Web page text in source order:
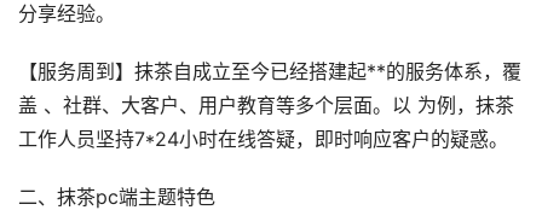
分享经验。
【服务周到】抹茶自成立至今已经搭建起**的服务体系，覆
盖 、社群、大客户、用户教育等多个层面。以 为例，抹茶
工作人员坚持7*24小时在线答疑，即时响应客户的疑惑。
二、抹茶pc端主题特色